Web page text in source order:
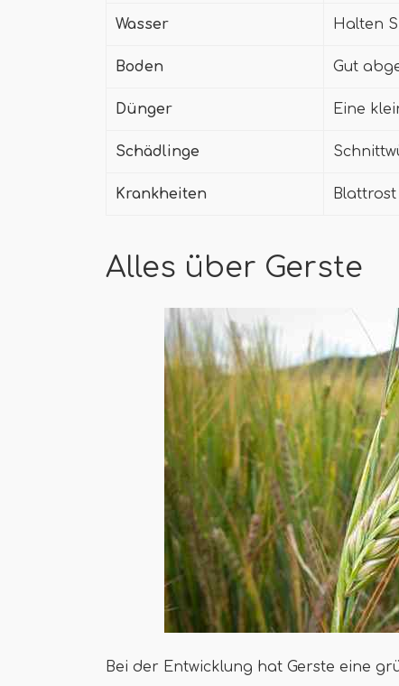
Wasser Halten
Boden Gut
Dünger Eine
Schädlinge
Krankheiten Blattrost
Alles über Gerste
Bei der Entwicklung hat Gerste eine